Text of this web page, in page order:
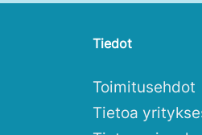
Tiedot
Toimitusehdot
Tietoa